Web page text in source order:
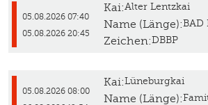
05.08.2026 07:40
05.08.2026 20:45
Kai:Alter Lentzkai
Name (Länge):BAD
Zeichen:DBBP
05.08.2026 08:00
Kai:Lüneburgkai
Name (Länge):